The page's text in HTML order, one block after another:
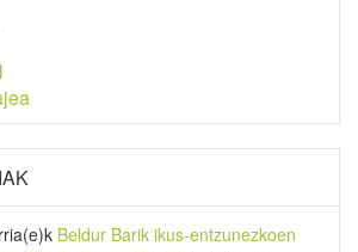
(e)k Beldur Barik ikus-entzunezkoen